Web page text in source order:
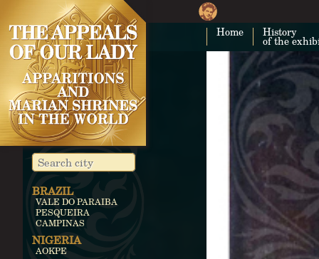
Home History
of the
BRAZIL
VALE DO PARAIBA
PESQUEIRA
CAMPINAS
NIGERIA
AOKPE